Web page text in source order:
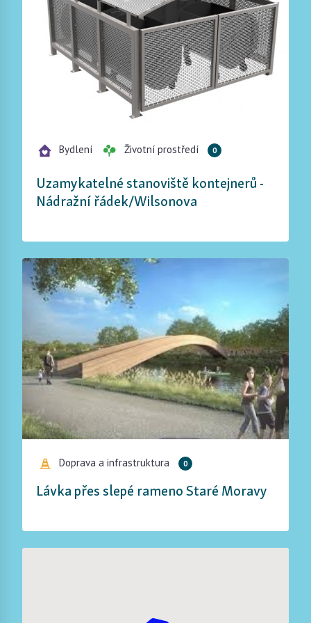
Bydlení Životní prostředí 0
Uzamykatelné stanoviště kontejnerů -
Nádražní řádek/Wilsonova
Doprava a infrastruktura 0
Lávka přes slepé rameno Staré Moravy